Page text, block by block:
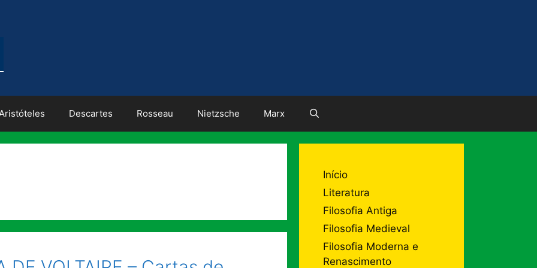
Descartes Rosseau Nietzsche Marx
Início
Literatura
Filosofia Antiga
Filosofia Medieval
Filosofia Moderna e
Renascimento